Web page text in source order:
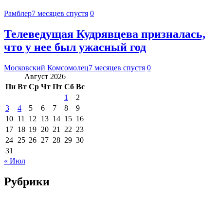
Рамблер7 месяцев спустя 0
Телеведущая Кудрявцева призналась,
что у нее был ужасный год
Московский Комсомолец7 месяцев спустя 0
Август 2026
Пн Вт Ср Чт Пт Сб Вс
1
2
3
4 5 6 7 8
9
10 11 12 13 14 15 16
17 18 19 20 21 22 23
24 25 26 27 28 29 30
31
« Июл
Рубрики